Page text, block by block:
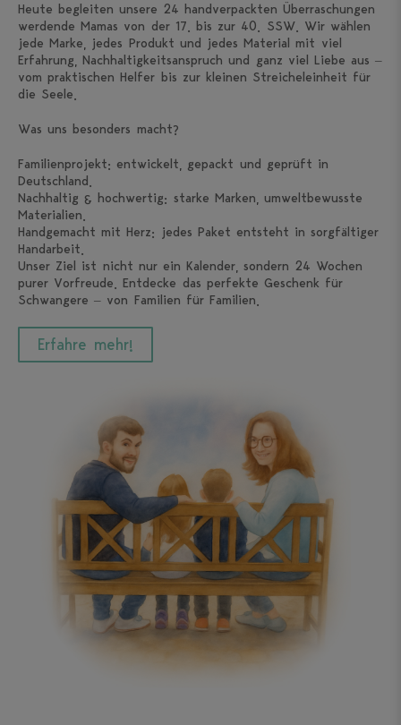
Heute begleiten unsere 24 handverpackten Überraschungen
werdende Mamas von der 17. bis zur 40. SSW. Wir wählen
jede Marke, jedes Produkt und jedes Material mit viel
Erfahrung, Nachhaltigkeitsanspruch und ganz viel Liebe aus –
vom praktischen Helfer bis zur kleinen Streicheleinheit für
die Seele.
Was uns besonders macht?
Familienprojekt: entwickelt, gepackt und geprüft in
Deutschland.
Nachhaltig & hochwertig: starke Marken, umweltbewusste
Materialien.
Handgemacht mit Herz: jedes Paket entsteht in sorgfältiger
Handarbeit.
Unser Ziel ist nicht nur ein Kalender, sondern 24 Wochen
purer Vorfreude. Entdecke das perfekte Geschenk für
Schwangere – von Familien für Familien.
Erfahre mehr!